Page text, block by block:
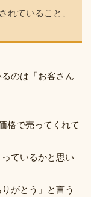
ていること、
のは「お客さん
格で売ってくれて
ているかと思い
がとう」と言う